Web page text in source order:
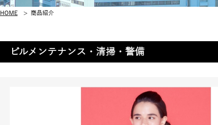
HOME > 商品紹介
ビルメンテナンス・清掃・警備